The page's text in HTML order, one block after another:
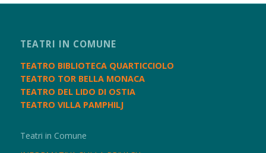
TEATRI IN COMUNE
TEATRO BIBLIOTECA QUARTICCIOLO
TEATRO TOR BELLA MONACA
TEATRO DEL LIDO DI OSTIA
TEATRO VILLA PAMPHILJ
Teatri in Comune